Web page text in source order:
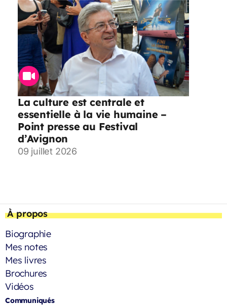
La culture est centrale et
essentielle à la vie humaine –
Point presse au Festival
d’Avignon
09 juillet 2026
À propos
Biographie
Mes notes
Mes livres
Brochures
Vidéos
Communiqués